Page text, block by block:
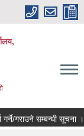
गराउने सम्बन्धी सूचना